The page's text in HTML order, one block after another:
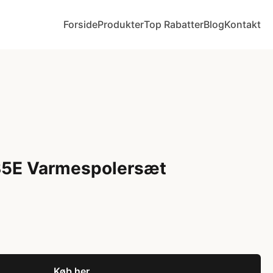
ForsideProdukterTop RabatterBlogKontakt
Varmespolersæt